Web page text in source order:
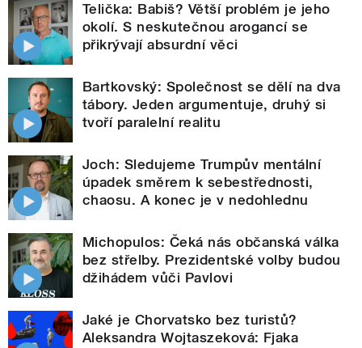
Telička: Babiš? Větší problém je jeho
okolí. S neskutečnou arogancí se
přikrývají absurdní věci
Bartkovský: Společnost se dělí na dva
tábory. Jeden argumentuje, druhý si
tvoří paralelní realitu
Joch: Sledujeme Trumpův mentální
úpadek směrem k sebestřednosti,
chaosu. A konec je v nedohlednu
Michopulos: Čeká nás občanská válka
bez střelby. Prezidentské volby budou
džihádem vůči Pavlovi
Jaké je Chorvatsko bez turistů?
Aleksandra Wojtaszeková: Fjaka